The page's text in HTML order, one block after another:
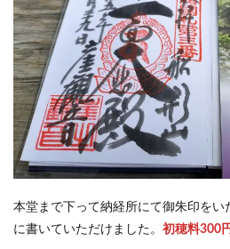
本堂まで下って納経所にて御朱印をい
に書いていただけました。 初穂料300